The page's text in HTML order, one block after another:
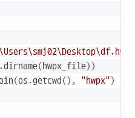
.dirname(hwpx_file))
(os.getcwd() , "hwpx")